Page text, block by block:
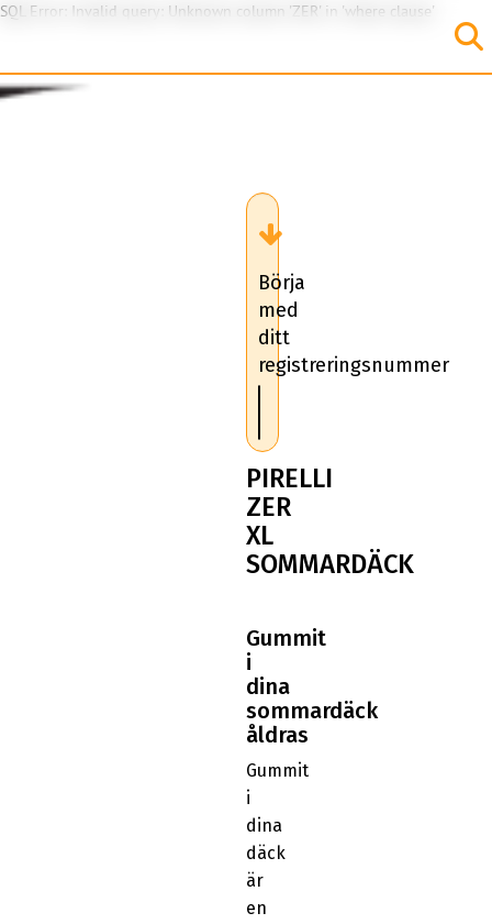
SQL Error: Invalid query: Unknown column 'ZER' in 'where clause'
Börja
med
ditt
registreringsnummer
PIRELLI
ZER
XL
SOMMARDÄCK
Gummit
i
dina
sommardäck
åldras
Gummit
i
dina
däck
är
en